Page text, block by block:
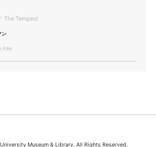
The Tempest
ン
Film
Museum & Library. All Rights Reserved.